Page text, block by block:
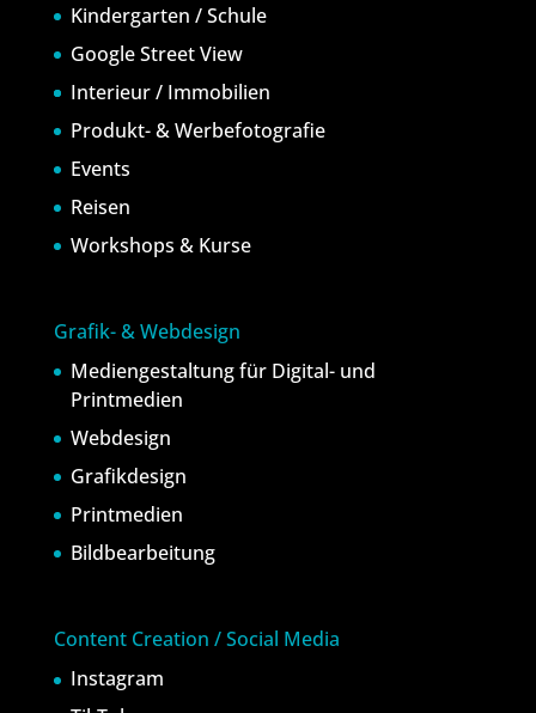
Kindergarten / Schule
Google Street View
Interieur / Immobilien
Produkt- & Werbefotografie
Events
Reisen
Workshops & Kurse
Grafik- & Webdesign
Mediengestaltung für Digital- und
Printmedien
Webdesign
Grafikdesign
Printmedien
Bildbearbeitung
Content Creation / Social Media
Instagram